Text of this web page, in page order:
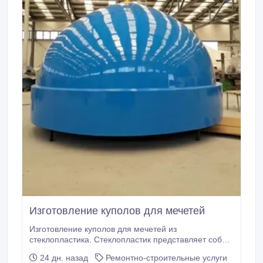
Изготовление куполов для мечетей
Изготовление куполов для мечетей из
стеклопластика. Стеклопластик представляет собой
полиэфирных смол. Стекловолокна придают
24 дн. назад
Ремонтно-строительные услуги